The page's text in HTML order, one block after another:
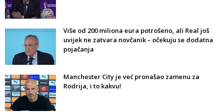
Više od 200 miliona eura potrošeno, ali Real još
uvijek ne zatvara novčanik – očekuju se dodatna
pojačanja
Manchester City je već pronašao zamenu za
Rodrija, i to kakvu!